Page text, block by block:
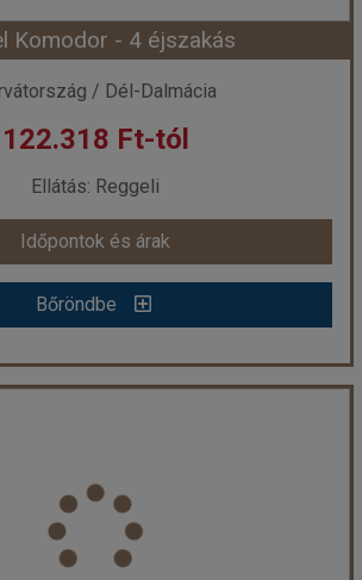
2026-10-24 | 3 éj
121.518 Ft-tól
Időpontok és árak
Bőröndbe
Komodor - 4 éjszakás
/ Dél-Dalmácia
122.318 Ft-tól
Ellátás: Reggeli
Időpontok és árak
Bőröndbe
Komodor - 4 éjszakás
Város: Dubrovnik
Utazás módja:
Egyénileg
Ellátás:
Reggeli
Hotel ***